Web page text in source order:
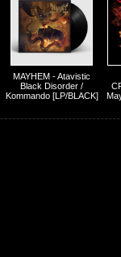
MAYHEM - Atavistic
Black Disorder /
Kommando [LP/BLACK]